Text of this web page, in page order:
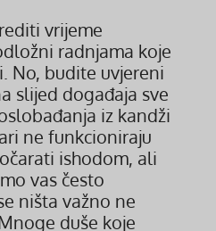
vrijeme
radnjama koje
No, budite uvjereni
slijed događaja sve
iz kandži
ne funkcioniraju
ishodom, ali
vas često
ništa važno ne
duše koje